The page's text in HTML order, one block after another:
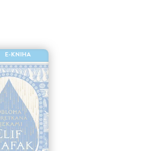
E-KNIHA